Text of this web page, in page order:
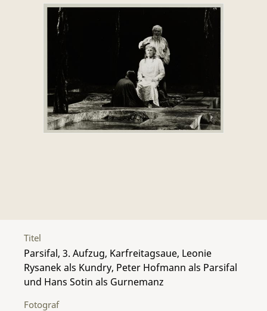
Titel
Parsifal, 3. Aufzug, Karfreitagsaue, Leonie
Rysanek als Kundry, Peter Hofmann als Parsifal
und Hans Sotin als Gurnemanz
Fotograf